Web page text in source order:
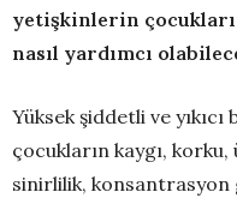
yetişkinlerin
nasıl yardımcı
Yüksek şiddetli ve
çocukların kaygı,
sinirlilik, konsantrasyon